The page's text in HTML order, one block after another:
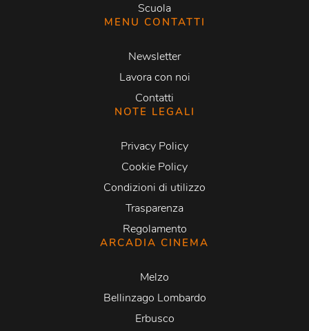
Scuola
MENU CONTATTI
Newsletter
Lavora con noi
Contatti
NOTE LEGALI
Privacy Policy
Cookie Policy
Condizioni di utilizzo
Trasparenza
Regolamento
ARCADIA CINEMA
Melzo
Bellinzago Lombardo
Erbusco